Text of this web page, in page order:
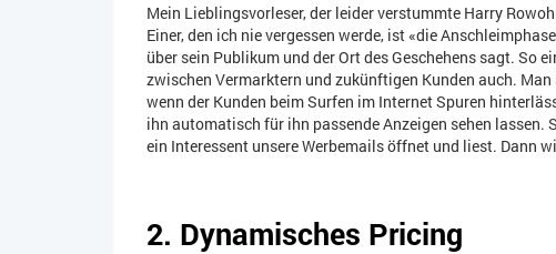
Mein Lieblingsvorleser, der leider verstummte Harry
Einer, den ich nie vergessen werde, ist «die
über sein Publikum und der Ort des Geschehens sagt. So
zwischen Vermarktern und zukünftigen Kunden auch.
wenn der Kunden beim Surfen im Internet Spuren
ihn automatisch für ihn passende Anzeigen sehen lassen.
ein Interessent unsere Werbemails öffnet und liest. Dann
2. Dynamisches Pricing